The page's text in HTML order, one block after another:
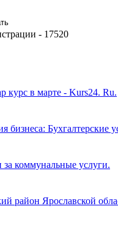
- 17520
курс в марте - Kurs24. Ru.
бизнеса:
за коммунальные услуги.
район Ярославской